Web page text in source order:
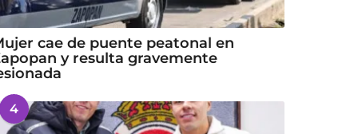
cae de puente peatonal en
y resulta gravemente
4